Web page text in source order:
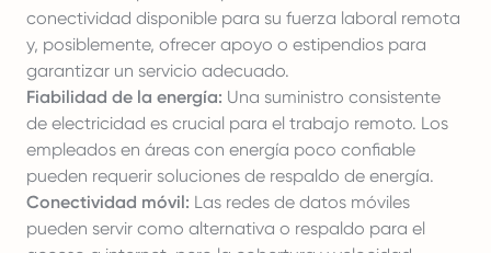
conectividad disponible para su fuerza laboral remota
y, posiblemente, ofrecer apoyo o estipendios para
garantizar un servicio adecuado.
Fiabilidad de la energía: Una suministro consistente
de electricidad es crucial para el trabajo remoto. Los
empleados en áreas con energía poco confiable
pueden requerir soluciones de respaldo de energía.
Conectividad móvil: Las redes de datos móviles
pueden servir como alternativa o respaldo para el